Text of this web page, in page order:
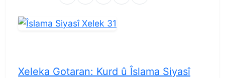
Xeleka Gotaran: Kurd û Îslama Siyasî